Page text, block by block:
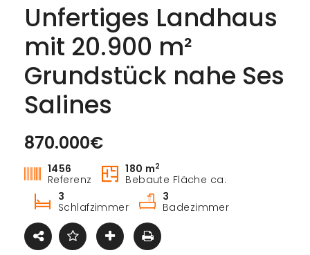
Unfertiges Landhaus
mit 20.900 m²
Grundstück nahe Ses
Salines
870.000€
1456
Referenz
180 m2
Bebaute Fläche ca.
3
Schlafzimmer
3
Badezimmer